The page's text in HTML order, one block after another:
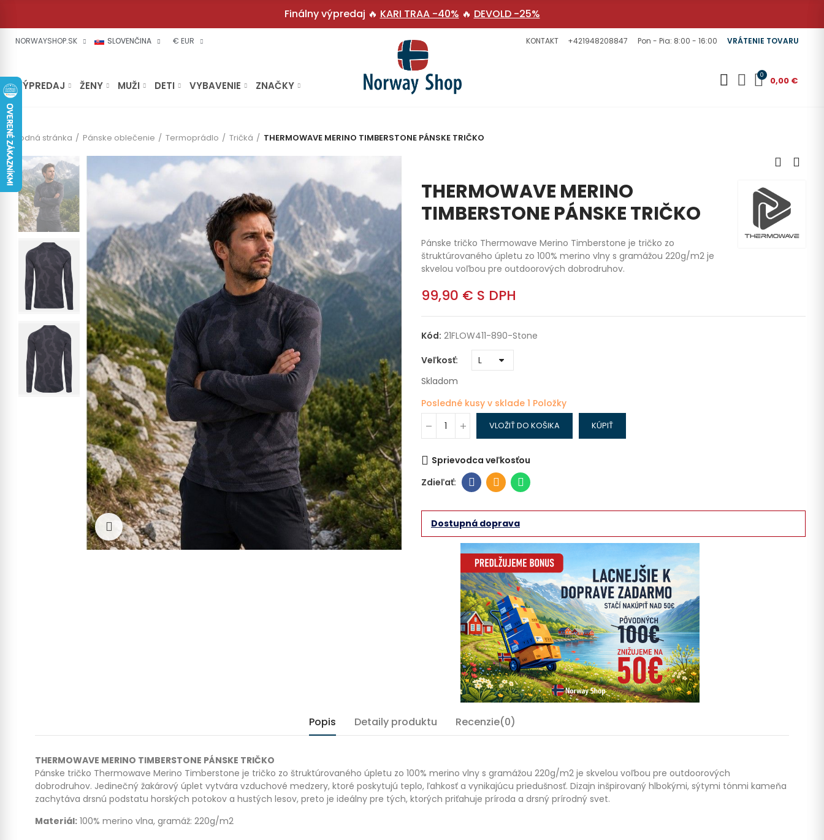
Finálny výpredaj 🔥 KARI TRAA -40% 🔥 DEVOLD -25%
NORWAYSHOP.SK SLOVENČINA € EUR KONTAKT +421948208847 Pon - Pia: 8:00 - 16:00 VRÁTENIE TOVARU
VÝPREDAJ ŽENY MUŽI DETI VYBAVENIE ZNAČKY
0 0,00 €
Úvodná stránka Pánske oblečenie Termoprádlo Tričká THERMOWAVE MERINO TIMBERSTONE PÁNSKE TRIČKO
Kliknite pre zväčšenie
THERMOWAVE MERINO
TIMBERSTONE PÁNSKE TRIČKO
Pánske tričko Thermowave Merino Timberstone je tričko zo
štruktúrovaného úpletu zo 100% merino vlny s gramážou 220g/m2 je
skvelou voľbou pre outdoorových dobrodruhov.
99,90 € S DPH
Kód: 21FLOW411-890-Stone
Veľkosť
Skladom
Posledné kusy v sklade 1 Položky
VLOŽIŤ DO KOŠIKA KÚPIŤ
Sprievodca veľkosťou
Dostupná doprava
Popis Detaily produktu Recenzie(0)
THERMOWAVE MERINO TIMBERSTONE PÁNSKE TRIČKO
Pánske tričko Thermowave Merino Timberstone je tričko zo štruktúrovaného úpletu zo 100% merino vlny s gramážou 220g/m2 je skvelou voľbou pre outdoorových
dobrodruhov. Jedinečný žakárový úplet vytvára vzduchové medzery, ktoré poskytujú teplo, ľahkosť a vynikajúcu priedušnosť. Dizajn inšpirovaný hlbokými, sýtymi tónmi kameňa
zachytáva drsnú podstatu horských potokov a hustých lesov, preto je ideálny pre tých, ktorých priťahuje príroda a drsný prírodný svet.
Materiál: 100% merino vlna, gramáž: 220g/m2